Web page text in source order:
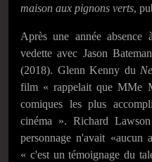
maison aux pignons verts,
Après une année absence
vedette avec Jason
(2018). Glenn Kenny du
film « rappelait que MMe
comiques les plus
cinéma ». Richard
personnage n'avait
« c'est un témoignage du